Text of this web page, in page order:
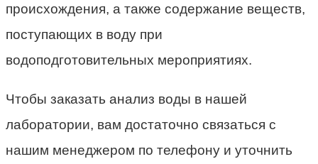
происхождения, а также содержание веществ,
поступающих в воду при
водоподготовительных мероприятиях.
Чтобы заказать анализ воды в нашей
лаборатории, вам достаточно связаться с
нашим менеджером по телефону и уточнить